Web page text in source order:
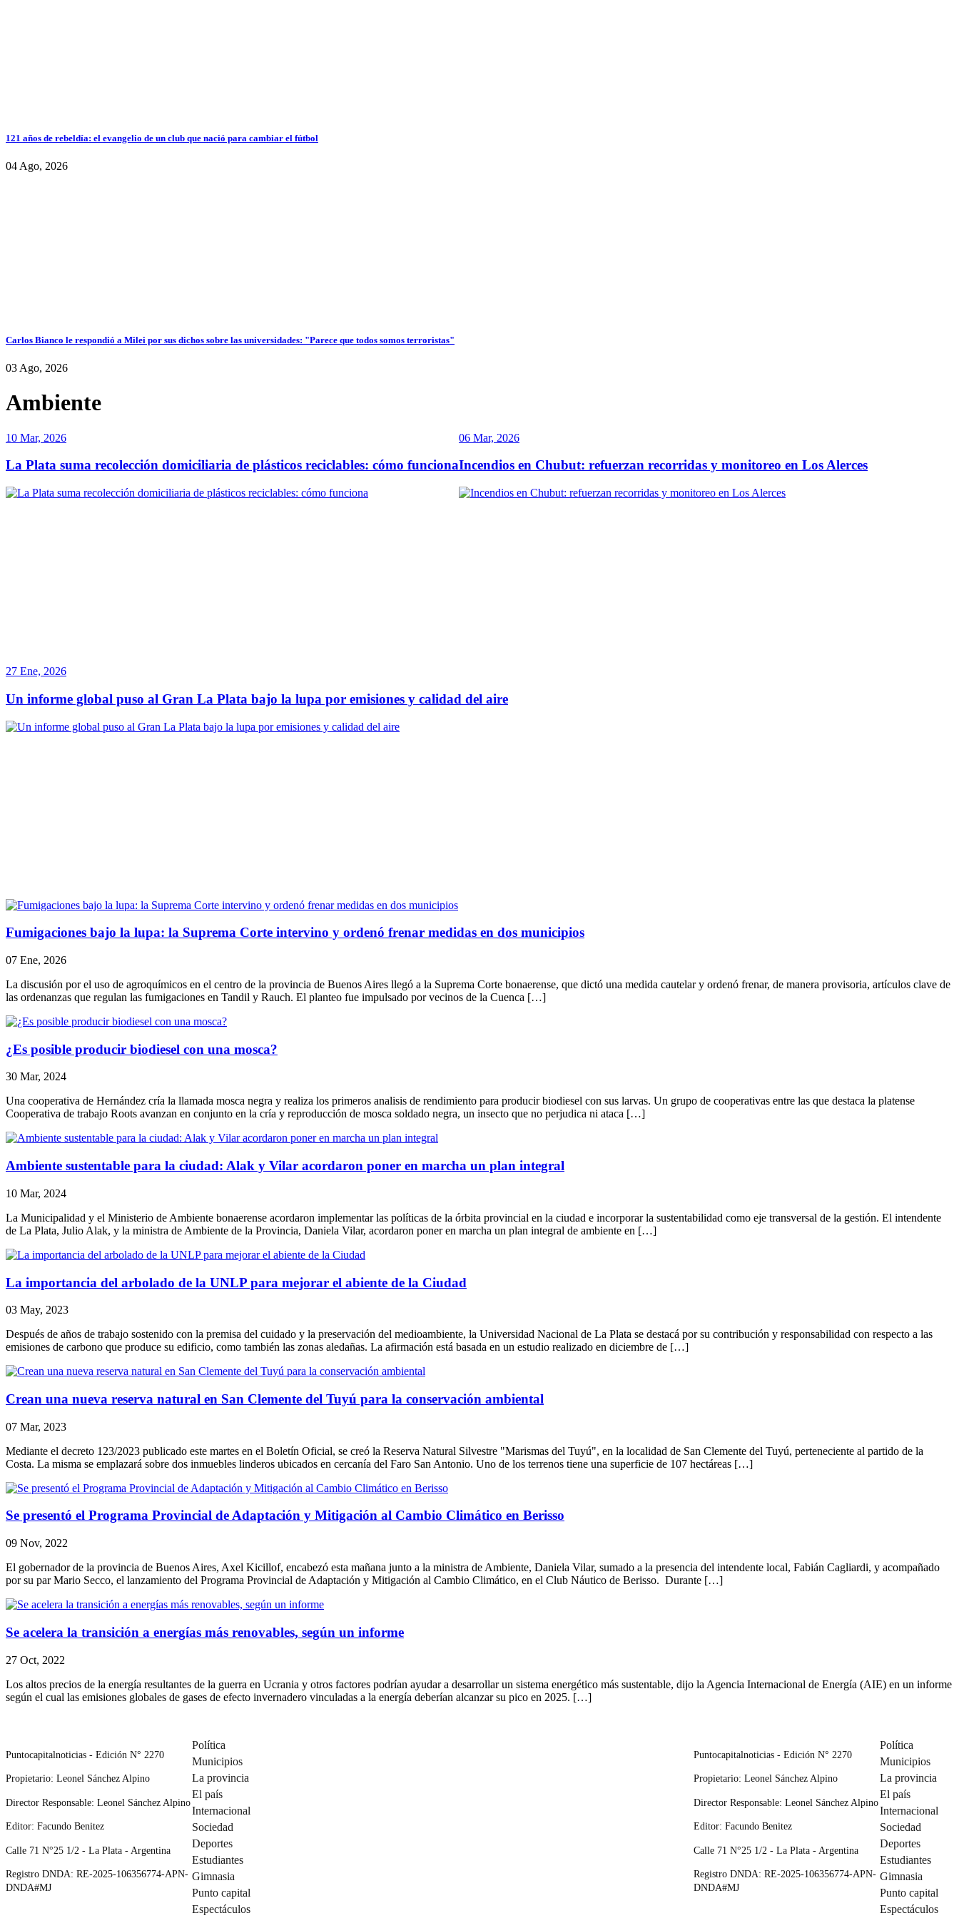
121 años de rebeldía: el evangelio de un club que nació para cambiar el fútbol
04 Ago, 2026
Carlos Bianco le respondió a Milei por sus dichos sobre las universidades: "Parece que todos somos terroristas"
03 Ago, 2026
Ambiente
10 Mar, 2026
La Plata suma recolección domiciliaria de plásticos reciclables: cómo funciona
06 Mar, 2026
Incendios en Chubut: refuerzan recorridas y monitoreo en Los Alerces
27 Ene, 2026
Un informe global puso al Gran La Plata bajo la lupa por emisiones y calidad del aire
Fumigaciones bajo la lupa: la Suprema Corte intervino y ordenó frenar medidas en dos municipios
07 Ene, 2026
La discusión por el uso de agroquímicos en el centro de la provincia de Buenos Aires llegó a la Suprema Corte bonaerense, que dictó una medida cautelar y ordenó frenar, de manera provisoria, artículos clave de
las ordenanzas que regulan las fumigaciones en Tandil y Rauch. El planteo fue impulsado por vecinos de la Cuenca […]
¿Es posible producir biodiesel con una mosca?
30 Mar, 2024
Una cooperativa de Hernández cría la llamada mosca negra y realiza los primeros analisis de rendimiento para producir biodiesel con sus larvas. Un grupo de cooperativas entre las que destaca la platense
Cooperativa de trabajo Roots avanzan en conjunto en la cría y reproducción de mosca soldado negra, un insecto que no perjudica ni ataca […]
Ambiente sustentable para la ciudad: Alak y Vilar acordaron poner en marcha un plan integral
10 Mar, 2024
La Municipalidad y el Ministerio de Ambiente bonaerense acordaron implementar las políticas de la órbita provincial en la ciudad e incorporar la sustentabilidad como eje transversal de la gestión. El intendente
de La Plata, Julio Alak, y la ministra de Ambiente de la Provincia, Daniela Vilar, acordaron poner en marcha un plan integral de ambiente en […]
La importancia del arbolado de la UNLP para mejorar el abiente de la Ciudad
03 May, 2023
Después de años de trabajo sostenido con la premisa del cuidado y la preservación del medioambiente, la Universidad Nacional de La Plata se destacá por su contribución y responsabilidad con respecto a las
emisiones de carbono que produce su edificio, como también las zonas aledañas. La afirmación está basada en un estudio realizado en diciembre de […]
Crean una nueva reserva natural en San Clemente del Tuyú para la conservación ambiental
07 Mar, 2023
Mediante el decreto 123/2023 publicado este martes en el Boletín Oficial, se creó la Reserva Natural Silvestre "Marismas del Tuyú", en la localidad de San Clemente del Tuyú, perteneciente al partido de la
Costa. La misma se emplazará sobre dos inmuebles linderos ubicados en cercanía del Faro San Antonio. Uno de los terrenos tiene una superficie de 107 hectáreas […]
Se presentó el Programa Provincial de Adaptación y Mitigación al Cambio Climático en Berisso
09 Nov, 2022
El gobernador de la provincia de Buenos Aires, Axel Kicillof, encabezó esta mañana junto a la ministra de Ambiente, Daniela Vilar, sumado a la presencia del intendente local, Fabián Cagliardi, y acompañado
por su par Mario Secco, el lanzamiento del Programa Provincial de Adaptación y Mitigación al Cambio Climático, en el Club Náutico de Berisso. Durante […]
Se acelera la transición a energías más renovables, según un informe
27 Oct, 2022
Los altos precios de la energía resultantes de la guerra en Ucrania y otros factores podrían ayudar a desarrollar un sistema energético más sustentable, dijo la Agencia Internacional de Energía (AIE) en un informe
según el cual las emisiones globales de gases de efecto invernadero vinculadas a la energía deberían alcanzar su pico en 2025. […]
Puntocapitalnoticias - Edición N° 2270
Propietario: Leonel Sánchez Alpino
Director Responsable: Leonel Sánchez Alpino
Editor: Facundo Benitez
Calle 71 N°25 1/2 - La Plata - Argentina
Registro DNDA: RE-2025-106356774-APN-
DNDA#MJ
Política
Municipios
La provincia
El país
Internacional
Sociedad
Deportes
Estudiantes
Gimnasia
Punto capital
Espectáculos
Puntocapitalnoticias - Edición N° 2270
Propietario: Leonel Sánchez Alpino
Director Responsable: Leonel Sánchez Alpino
Editor: Facundo Benitez
Calle 71 N°25 1/2 - La Plata - Argentina
Registro DNDA: RE-2025-106356774-APN-
DNDA#MJ
Política
Municipios
La provincia
El país
Internacional
Sociedad
Deportes
Estudiantes
Gimnasia
Punto capital
Espectáculos